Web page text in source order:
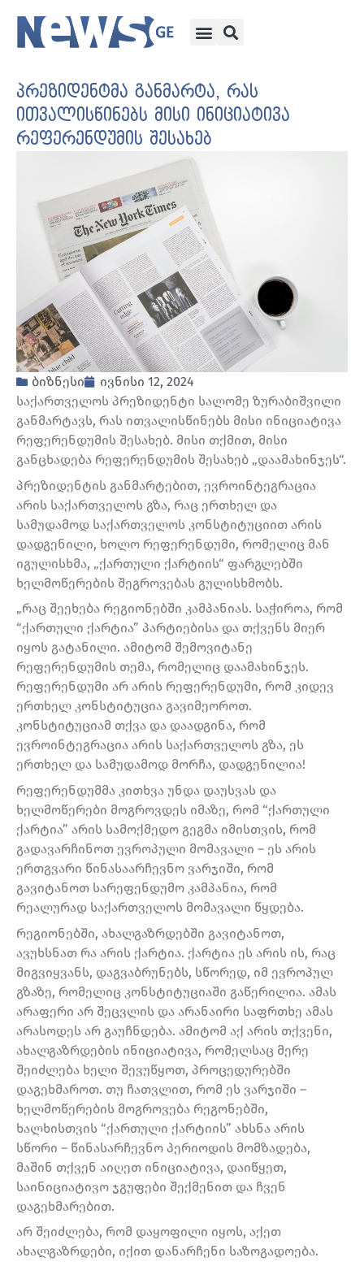
პრეზიდენტმა განმარტა, რას
ითვალისწინებს მისი ინიციატივა
რეფერენდუმის შესახებ
ბიზნესი
ივნისი 12, 2024
საქართველოს პრეზიდენტი სალომე ზურაბიშვილი
განმარტავს, რას ითვალისწინებს მისი ინიციატივა
რეფერენდუმის შესახებ. მისი თქმით, მისი
განცხადება რეფერენდუმის შესახებ „დაამახინჯეს“.
პრეზიდენტის განმარტებით, ევროინტეგრაცია
არის საქართველოს გზა, რაც ერთხელ და
სამუდამოდ საქართველოს კონსტიტუციით არის
დადგენილი, ხოლო რეფერენდუმი, რომელიც მან
იგულისხმა, „ქართული ქარტიის“ ფარგლებში
ხელმოწერების შეგროვებას გულისხმობს.
„რაც შეეხება რეგიონებში კამპანიას. საჭიროა, რომ
“ქართული ქარტია” პარტიებისა და თქვენს მიერ
იყოს გატანილი. ამიტომ შემოვიტანე
რეფერენდუმის თემა, რომელიც დაამახინჯეს.
რეფერენდუმი არ არის რეფერენდუმი, რომ კიდევ
ერთხელ კონსტიტუცია გავიმეოროთ.
კონსტიტუციამ თქვა და დაადგინა, რომ
ევროინტეგრაცია არის საქართველოს გზა, ეს
ერთხელ და სამუდამოდ მორჩა, დადგენილია!
რეფერენდუმმა კითხვა უნდა დაუსვას და
ხელმოწერები მოგროვდეს იმაზე, რომ “ქართული
ქარტია” არის სამოქმედო გეგმა იმისთვის, რომ
გადავარჩინოთ ევროპული მომავალი – ეს არის
ერთგვარი წინასაარჩევნო ვარჯიში, რომ
გავიტანოთ სარეფენდუმო კამპანია, რომ
რეალურად საქართველოს მომავალი წყდება.
რეგიონებში, ახალგაზრდებში გავიტანოთ,
ავუხსნათ რა არის ქარტია. ქარტია ეს არის ის, რაც
მიგვიყვანს, დაგვაბრუნებს, სწორედ, იმ ევროპულ
გზაზე, რომელიც კონსტიტუციაში გაწერილია. ამას
არაფერი არ შეცვლის და არანაირი საფრთხე ამას
არასოდეს არ გაუჩნდება. ამიტომ აქ არის თქვენი,
ახალგაზრდების ინიციატივა, რომელსაც მერე
შეიძლება ხელი შევუწყოთ, პროცედურებში
დაგეხმაროთ. თუ ჩათვლით, რომ ეს ვარჯიში –
ხელმოწერების მოგროვება რეგონებში,
ხალხისთვის “ქართული ქარტიის” ახსნა არის
სწორი – წინასარჩევნო პერიოდის მომზადება,
მაშინ თქვენ აიღეთ ინიციატივა, დაიწყეთ,
საინიციატივო ჯგუფები შექმენით და ჩვენ
დაგეხმარებით.
არ შეიძლება, რომ დაყოფილი იყოს, აქეთ
ახალგაზრდები, იქით დანარჩენი საზოგადოება.